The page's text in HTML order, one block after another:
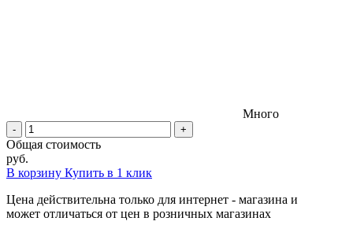
Много
- +
Общая стоимость
руб.
В корзину Купить в 1 клик
Цена действительна только для интернет - магазина и
может отличаться от цен в розничных магазинах